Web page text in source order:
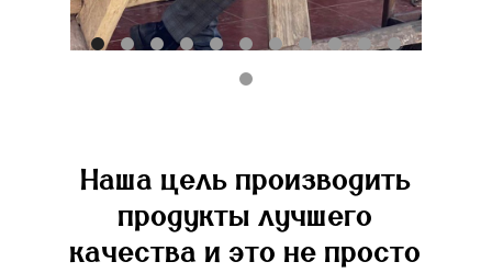
Наша цель производить
продукты лучшего
качества и это не просто